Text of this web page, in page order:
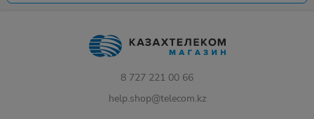
8 727 221 00 66
help.shop@telecom.kz